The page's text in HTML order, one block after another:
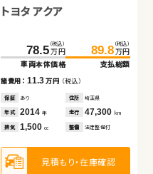
トヨタ アクア
78.5 （税込）
万円
車両本体価格
89.8 （税込）
万円
支払総額
諸費用： 11.3万円 （税込）
保証 あり 住所 埼玉県
年式 2014年 走行 47,300 km
排気 1,500cc 整備 法定整備付
見積もり・在庫確認
ダイハツ ムーヴ キャンバ
144.9 （税込）
万円
車両本体価格
149.9 （税込）
万円
支払総額
諸費用： 5.0万円（税込）
保証 あり 住所 徳島県
年式 2020年 走行 24,600 km
排気 660cc 整備 法定整備付
見積もり・在庫確認
50.3（税込）
万円
諸費用：10.5万円（税込）
なし
年式 2013年 走行
排気 1,200 整備 法定整備付
見積もり・在庫確認